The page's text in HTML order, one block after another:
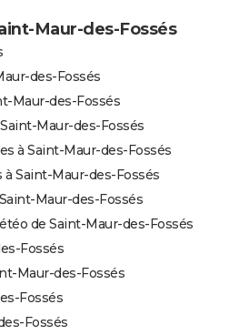
Maur-des-Fossés
des-Fossés
Maur-des-Fossés
Maur-des-Fossés
à Saint-Maur-des-Fossés
Saint-Maur-des-Fossés
Maur-des-Fossés
de Saint-Maur-des-Fossés
Fossés
Maur-des-Fossés
Fossés
Fossés